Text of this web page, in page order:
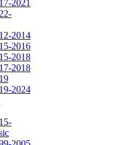
2021
2014
2016
2018
2018
2024